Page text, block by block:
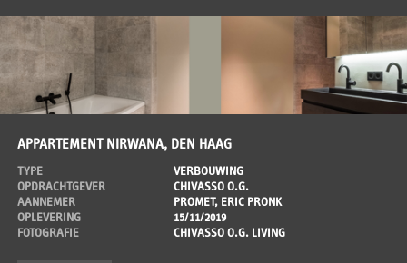
APPARTEMENT NIRWANA, DEN HAAG
TYPE
VERBOUWING
OPDRACHTGEVER
CHIVASSO O.G.
AANNEMER
PROMET, ERIC PRONK
OPLEVERING
15/11/2019
FOTOGRAFIE
CHIVASSO O.G. LIVING